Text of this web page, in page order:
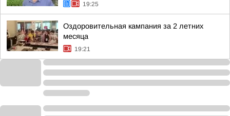
19:25
Оздоровительная кампания за 2 летних
месяца
19:21